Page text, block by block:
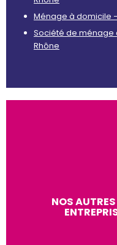
Ménage à domicile
Société de ménage
Rhône
NOS